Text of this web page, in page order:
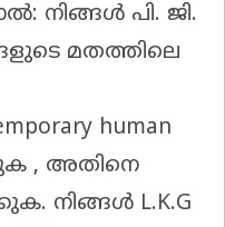
നിങ്ങൾ പി. ജി.
മതത്തിലെ
human
, അതിനെ
നിങ്ങൾ L.K.G